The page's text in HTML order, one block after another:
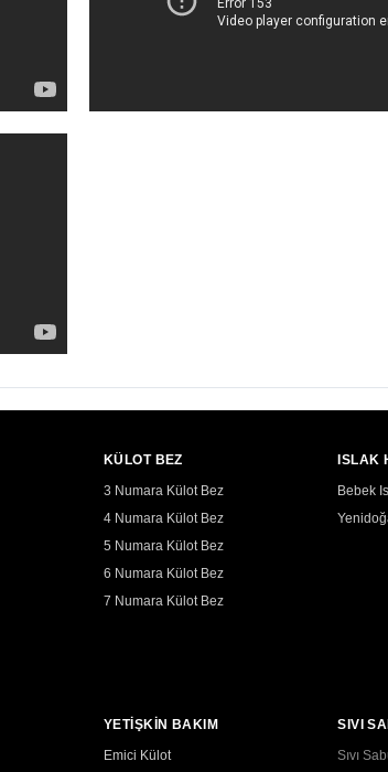
KÜLOT BEZ
3 Numara Külot Bez
4 Numara Külot Bez
5 Numara Külot Bez
6 Numara Külot Bez
7 Numara Külot Bez
ISLAK
Bebek
YETİŞKİN BAKIM
Emici Külot
SIVI
Sıvı